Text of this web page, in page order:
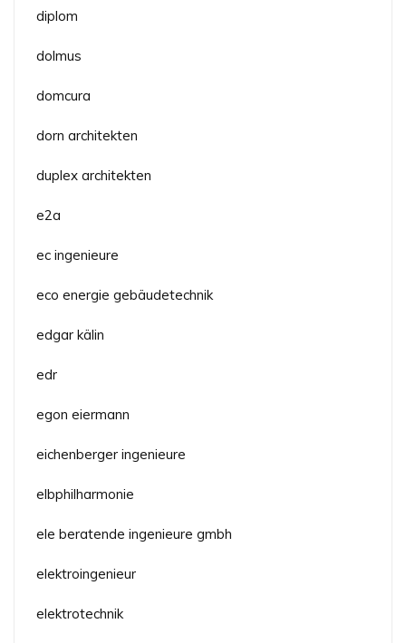
diplom
dolmus
domcura
dorn architekten
duplex architekten
e2a
ec ingenieure
eco energie gebäudetechnik
edgar kälin
edr
egon eiermann
eichenberger ingenieure
elbphilharmonie
ele beratende ingenieure gmbh
elektroingenieur
elektrotechnik